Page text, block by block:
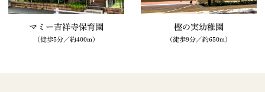
マミー吉祥寺保育園
（徒歩5分／約400m）
樫の実幼稚園
（徒歩9分／約650m）